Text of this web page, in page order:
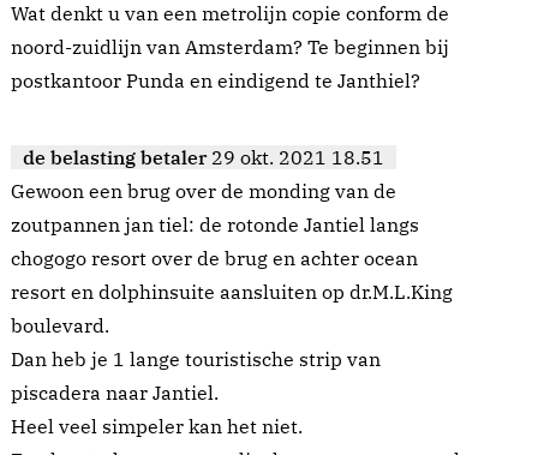
Wat denkt u van een metrolijn copie conform de
noord-zuidlijn van Amsterdam? Te beginnen bij
postkantoor Punda en eindigend te Janthiel?
de belasting betaler 29 okt. 2021 18.51
Gewoon een brug over de monding van de
zoutpannen jan tiel: de rotonde Jantiel langs
chogogo resort over de brug en achter ocean
resort en dolphinsuite aansluiten op dr.M.L.King
boulevard.
Dan heb je 1 lange touristische strip van
piscadera naar Jantiel.
Heel veel simpeler kan het niet.